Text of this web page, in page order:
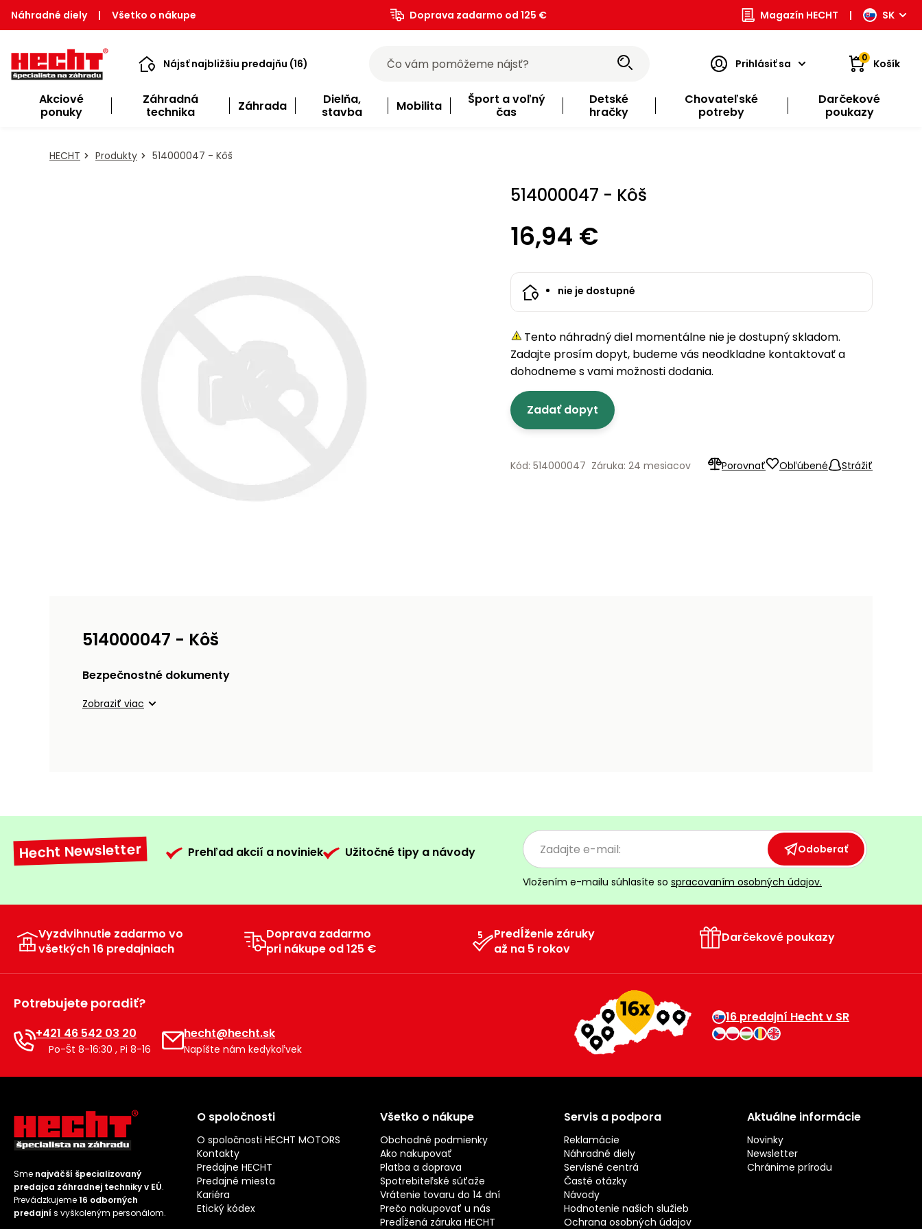
Náhradné diely | Všetko o nákupe Doprava zadarmo od 125 € Magazín HECHT | SK
Nájsť najbližšiu predajňu (16) Prihlásiť sa 0 Košík
Akciové
ponuky
Záhradná
technika
Záhrada
Dielňa,
stavba
Mobilita
Šport a voľný
čas
Detské
hračky
Chovateľské
potreby
Darčekové
poukazy
HECHT Produkty 514000047 - Kôš
514000047 - Kôš
16,94 €
nie je dostupné
Tento náhradný diel momentálne nie je dostupný skladom.
Zadajte prosím dopyt, budeme vás neodkladne kontaktovať a
dohodneme s vami možnosti dodania.
Zadať dopyt
Porovnať Obľúbené Strážiť
Kód: 514000047 Záruka: 24 mesiacov
514000047 - Kôš
Bezpečnostné dokumenty
Zobraziť viac
Hecht Newsletter Prehľad akcií a noviniek Užitočné tipy a návody Odoberať
Vložením e-mailu súhlasíte so spracovaním osobných údajov.
Vyzdvihnutie zadarmo vo
všetkých 16 predajniach
Doprava zadarmo
pri nákupe od 125 €
Predĺženie záruky
až na 5 rokov
Darčekové poukazy
Potrebujete poradiť?
+421 46 542 03 20
Po-Št 8-16:30 , Pi 8-16
hecht@hecht.sk
Napíšte nám kedykoľvek
16 predajní Hecht v SR
Sme najväčší špecializovaný
predajca záhradnej techniky v EÚ.
Prevádzkujeme16 odborných
predajní s vyškoleným personálom.
O spoločnosti
O spoločnosti HECHT MOTORS
Kontakty
Predajne HECHT
Predajné miesta
Kariéra
Etický kódex
Všetko o nákupe
Obchodné podmienky
Ako nakupovať
Platba a doprava
Spotrebiteľské súťaže
Vrátenie tovaru do 14 dní
Prečo nakupovať u nás
Predĺžená záruka HECHT
Servis a podpora
Reklamácie
Náhradné diely
Servisné centrá
Časté otázky
Návody
Hodnotenie našich služieb
Ochrana osobných údajov
Aktuálne informácie
Novinky
Newsletter
Chránime prírodu